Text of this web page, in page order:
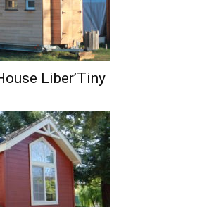
Liber’Tiny